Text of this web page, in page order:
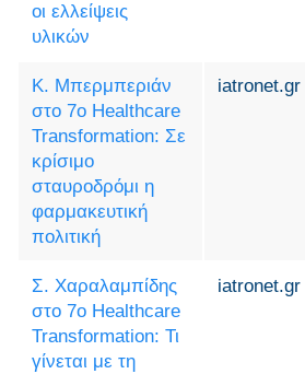
οι ελλείψεις
υλικών
Κ. Μπερμπεριάν
στο 7ο Healthcare
Transformation: Σε
κρίσιμο
σταυροδρόμι η
φαρμακευτική
πολιτική
iatronet.gr
Σ. Χαραλαμπίδης
στο 7ο Healthcare
Transformation: Τι
γίνεται με τη
iatronet.gr